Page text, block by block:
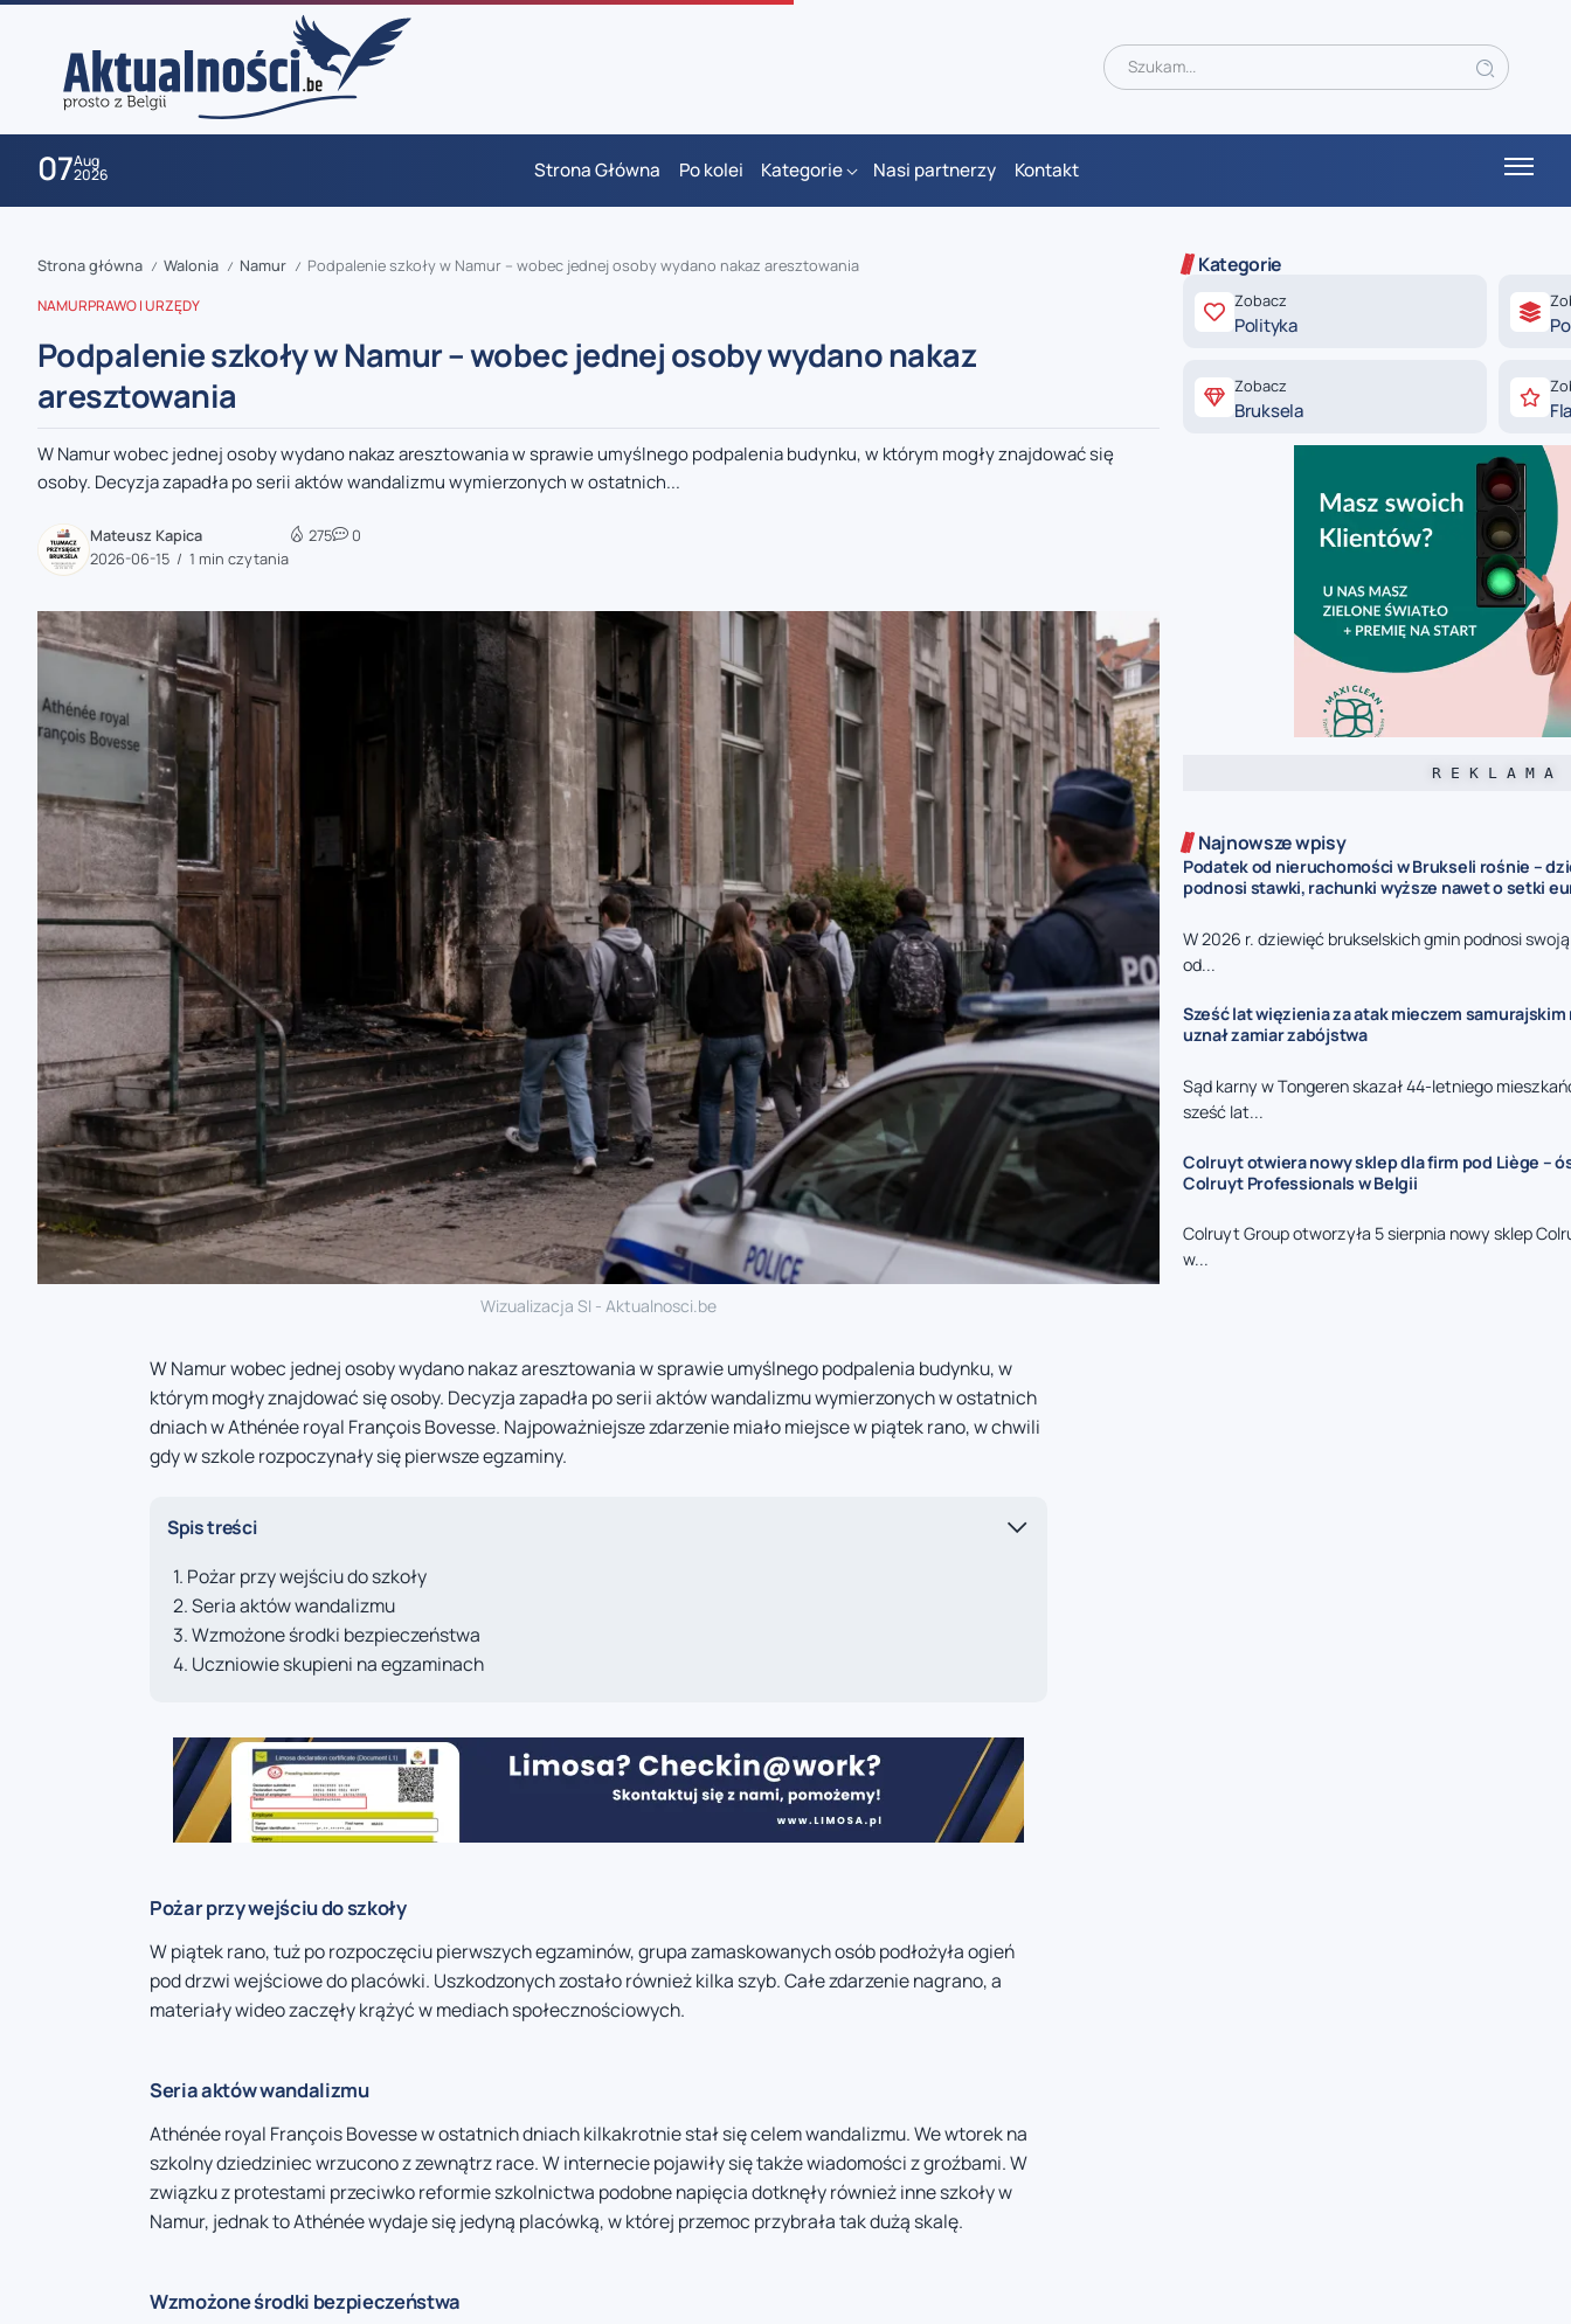
07Aug
2026 Strona Główna Po kolei Kategorie Nasi partnerzy Kontakt
zaobserwuj nas
zaobserwuj nas
zaobserwuj nas
zaobserwuj nas
zaobserwuj nas
Strona główna / Walonia / Namur / Podpalenie szkoły w Namur – wobec jednej osoby wydano nakaz aresztowania
NAMURPRAWO I URZĘDY
Podpalenie szkoły w Namur – wobec jednej osoby wydano nakaz
aresztowania
W Namur wobec jednej osoby wydano nakaz aresztowania w sprawie umyślnego podpalenia budynku, w którym mogły znajdować się
osoby. Decyzja zapadła po serii aktów wandalizmu wymierzonych w ostatnich...
Mateusz Kapica
2026-06-15
1 min czytania
275 0
Wizualizacja SI - Aktualnosci.be
W Namur wobec jednej osoby wydano nakaz aresztowania w sprawie umyślnego podpalenia budynku, w
którym mogły znajdować się osoby. Decyzja zapadła po serii aktów wandalizmu wymierzonych w ostatnich
dniach w Athénée royal François Bovesse. Najpoważniejsze zdarzenie miało miejsce w piątek rano, w chwili
gdy w szkole rozpoczynały się pierwsze egzaminy.
Spis treści
Pożar przy wejściu do szkoły
Seria aktów wandalizmu
Wzmożone środki bezpieczeństwa
Uczniowie skupieni na egzaminach
Pożar przy wejściu do szkoły
W piątek rano, tuż po rozpoczęciu pierwszych egzaminów, grupa zamaskowanych osób podłożyła ogień
pod drzwi wejściowe do placówki. Uszkodzonych zostało również kilka szyb. Całe zdarzenie nagrano, a
materiały wideo zaczęły krążyć w mediach społecznościowych.
Seria aktów wandalizmu
Athénée royal François Bovesse w ostatnich dniach kilkakrotnie stał się celem wandalizmu. We wtorek na
szkolny dziedziniec wrzucono z zewnątrz race. W internecie pojawiły się także wiadomości z groźbami. W
związku z protestami przeciwko reformie szkolnictwa podobne napięcia dotknęły również inne szkoły w
Namur, jednak to Athénée wydaje się jedyną placówką, w której przemoc przybrała tak dużą skalę.
Wzmożone środki bezpieczeństwa
Kategorie
Zobacz
Polityka
Zobacz
Bruksela
R E K L A M A
Najnowsze wpisy
Podatek od nieruchomości w Brukseli rośnie –
podnosi stawki, rachunki wyższe nawet o setki
W 2026 r. dziewięć brukselskich gmin podnosi
od...
Sześć lat więzienia za atak mieczem samurajskim
uznał zamiar zabójstwa
Sąd karny w Tongeren skazał 44-letniego
sześć lat...
Colruyt otwiera nowy sklep dla firm pod Liège –
Colruyt Professionals w Belgii
Colruyt Group otworzyła 5 sierpnia nowy sklep
w...